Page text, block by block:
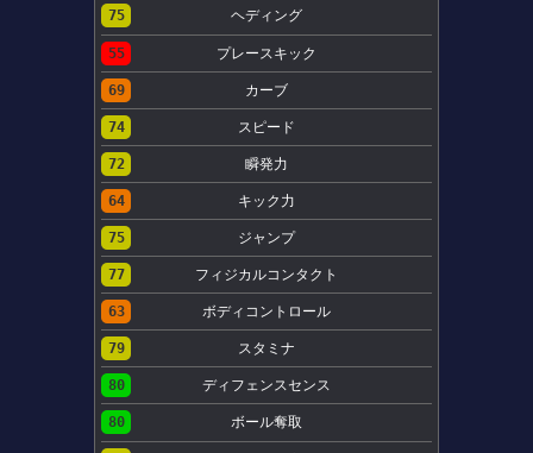
75 ヘディング
55 プレースキック
69 カーブ
74 スピード
72 瞬発力
64 キック力
75 ジャンプ
77 フィジカルコンタクト
63 ボディコントロール
79 スタミナ
80 ディフェンスセンス
80 ボール奪取